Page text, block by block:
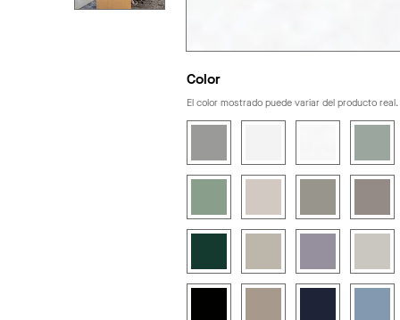
Color
El color mostrado puede variar del producto real.